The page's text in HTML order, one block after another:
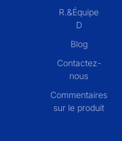
R.&Équipe
D
Blog
Contactez-
nous
Commentaires
sur le produit